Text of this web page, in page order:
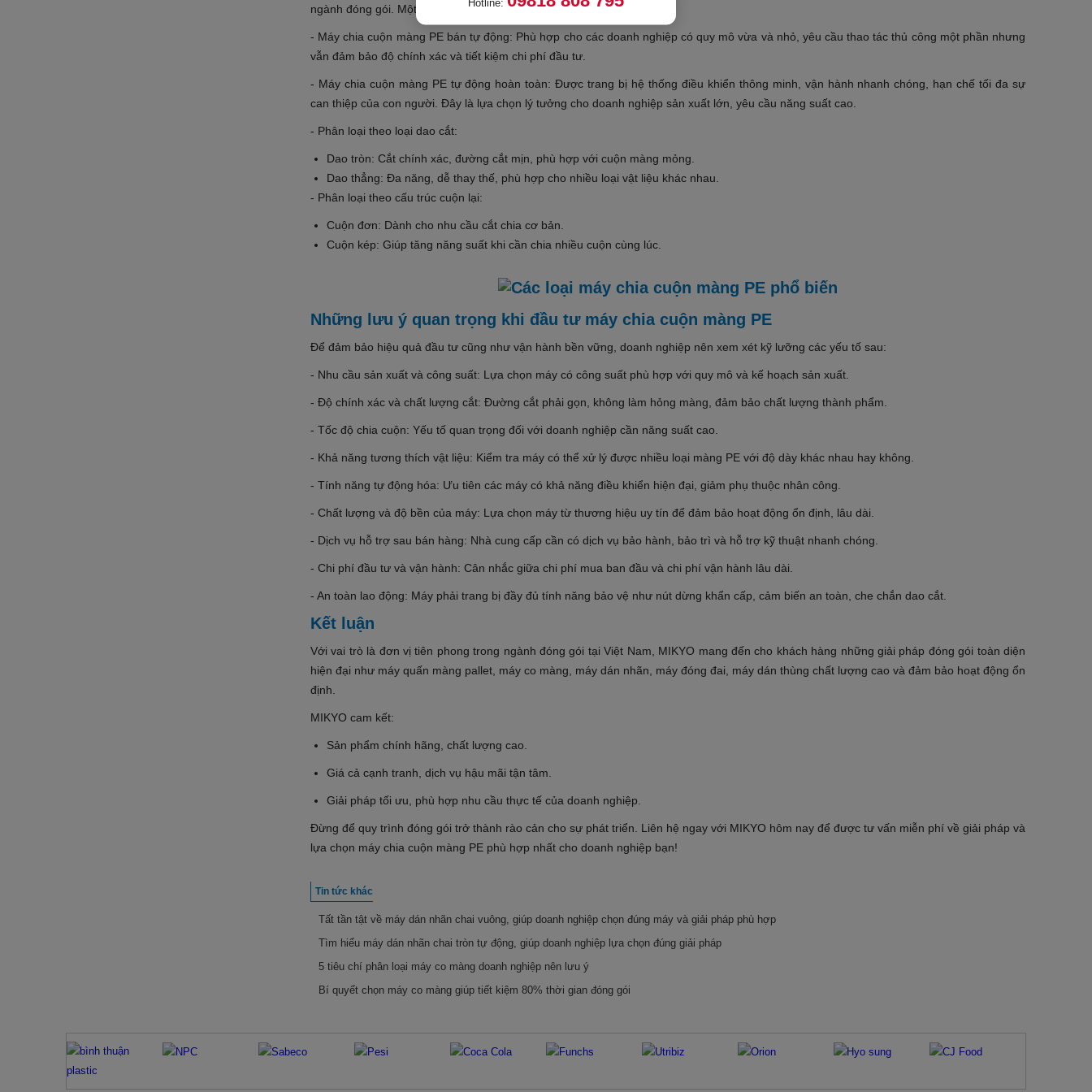
ngành đóng gói. Một số loại phổ biến có thể kể đến:
- Máy chia cuộn màng PE bán tự động: Phù hợp cho các doanh nghiệp có quy mô vừa và nhỏ, yêu cầu thao tác thủ công một phần nhưng
vẫn đảm bảo độ chính xác và tiết kiệm chi phí đầu tư.
- Máy chia cuộn màng PE tự động hoàn toàn: Được trang bị hệ thống điều khiển thông minh, vận hành nhanh chóng, hạn chế tối đa sự
can thiệp của con người. Đây là lựa chọn lý tưởng cho doanh nghiệp sản xuất lớn, yêu cầu năng suất cao.
- Phân loại theo loại dao cắt:
Dao tròn: Cắt chính xác, đường cắt mịn, phù hợp với cuộn màng mỏng.
Dao thẳng: Đa năng, dễ thay thế, phù hợp cho nhiều loại vật liệu khác nhau.
- Phân loại theo cấu trúc cuộn lại:
Cuộn đơn: Dành cho nhu cầu cắt chia cơ bản.
Cuộn kép: Giúp tăng năng suất khi cần chia nhiều cuộn cùng lúc.
Những lưu ý quan trọng khi đầu tư máy chia cuộn màng PE
Để đảm bảo hiệu quả đầu tư cũng như vận hành bền vững, doanh nghiệp nên xem xét kỹ lưỡng các yếu tố sau:
- Nhu cầu sản xuất và công suất: Lựa chọn máy có công suất phù hợp với quy mô và kế hoạch sản xuất.
- Độ chính xác và chất lượng cắt: Đường cắt phải gọn, không làm hỏng màng, đảm bảo chất lượng thành phẩm.
- Tốc độ chia cuộn: Yếu tố quan trọng đối với doanh nghiệp cần năng suất cao.
- Khả năng tương thích vật liệu: Kiểm tra máy có thể xử lý được nhiều loại màng PE với độ dày khác nhau hay không.
- Tính năng tự động hóa: Ưu tiên các máy có khả năng điều khiển hiện đại, giảm phụ thuộc nhân công.
- Chất lượng và độ bền của máy: Lựa chọn máy từ thương hiệu uy tín để đảm bảo hoạt động ổn định, lâu dài.
- Dịch vụ hỗ trợ sau bán hàng: Nhà cung cấp cần có dịch vụ bảo hành, bảo trì và hỗ trợ kỹ thuật nhanh chóng.
- Chi phí đầu tư và vận hành: Cân nhắc giữa chi phí mua ban đầu và chi phí vận hành lâu dài.
- An toàn lao động: Máy phải trang bị đầy đủ tính năng bảo vệ như nút dừng khẩn cấp, cảm biến an toàn, che chắn dao cắt.
Kết luận
Với vai trò là đơn vị tiên phong trong ngành đóng gói tại Việt Nam, MIKYO mang đến cho khách hàng những giải pháp đóng gói toàn diện
hiện đại như máy quấn màng pallet, máy co màng, máy dán nhãn, máy đóng đai, máy dán thùng chất lượng cao và đảm bảo hoạt động ổn
định.
MIKYO cam kết:
Sản phẩm chính hãng, chất lượng cao.
Giá cả cạnh tranh, dịch vụ hậu mãi tận tâm.
Giải pháp tối ưu, phù hợp nhu cầu thực tế của doanh nghiệp.
Đừng để quy trình đóng gói trở thành rào cản cho sự phát triển. Liên hệ ngay với MIKYO hôm nay để được tư vấn miễn phí về giải pháp và
lựa chọn máy chia cuộn màng PE phù hợp nhất cho doanh nghiệp bạn!
Tin tức khác
Tất tần tật về máy dán nhãn chai vuông, giúp doanh nghiệp chọn đúng máy và giải pháp phù hợp
Tìm hiểu máy dán nhãn chai tròn tự động, giúp doanh nghiệp lựa chọn đúng giải pháp
5 tiêu chí phân loại máy co màng doanh nghiệp nên lưu ý
Bí quyết chọn máy co màng giúp tiết kiệm 80% thời gian đóng gói